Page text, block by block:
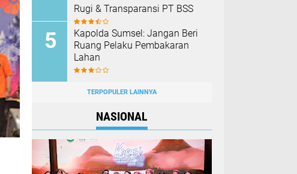
Rugi & Transparansi PT BSS
Kapolda Sumsel: Jangan Beri
Ruang Pelaku Pembakaran
Lahan
TERPOPULER LAINNYA
NASIONAL